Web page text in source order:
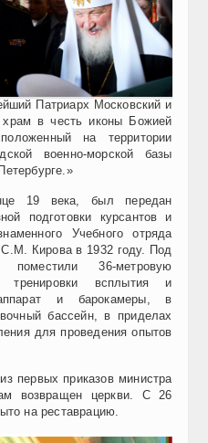
Патриарх Московский и
в честь иконы Божией
на территории
военно-морской базы
19 века, был передан
подготовки курсантов и
Учебного отряда
Кирова в 1932 году. Под
36-метровую
всплытия и
и барокамеры, в
бассейн, в приделах
для проведения опытов
первых приказов министра
возвращен церкви. С 26
на реставрацию.